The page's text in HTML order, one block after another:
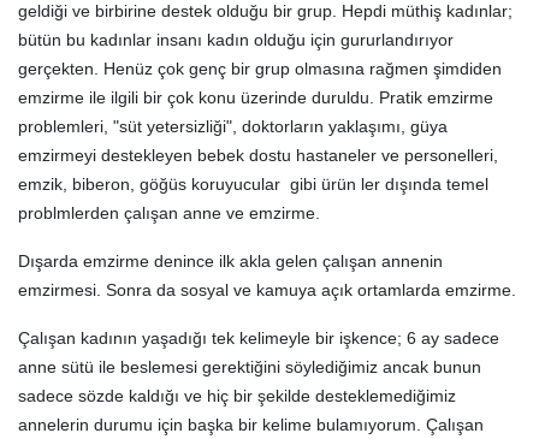
geldiği ve birbirine destek olduğu bir grup. Hepdi müthiş kadınlar;
bütün bu kadınlar insanı kadın olduğu için gururlandırıyor
gerçekten. Henüz çok genç bir grup olmasına rağmen şimdiden
emzirme ile ilgili bir çok konu üzerinde duruldu. Pratik emzirme
problemleri, "süt yetersizliği", doktorların yaklaşımı, güya
emzirmeyi destekleyen bebek dostu hastaneler ve personelleri,
emzik, biberon, göğüs koruyucular gibi ürün ler dışında temel
problmlerden çalışan anne ve emzirme.
Dışarda emzirme denince ilk akla gelen çalışan annenin
emzirmesi. Sonra da sosyal ve kamuya açık ortamlarda emzirme.
Çalışan kadının yaşadığı tek kelimeyle bir işkence; 6 ay sadece
anne sütü ile beslemesi gerektiğini söylediğimiz ancak bunun
sadece sözde kaldığı ve hiç bir şekilde desteklemediğimiz
annelerin durumu için başka bir kelime bulamıyorum. Çalışan